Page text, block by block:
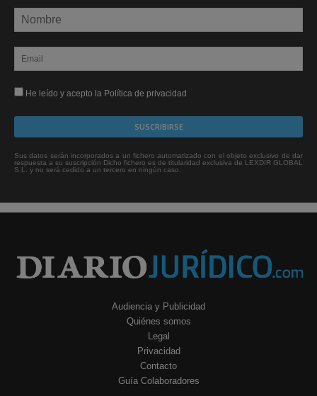
He leído y acepto la Política de privacidad
Sus datos serán incorporados a un fichero automatizado con el objeto exclusivo de dar
respuesta a su suscripción Dicho fichero es de titularidad exclusiva de LEXDIR GLOBAL
S.L. y no será cedido a un tercero en ningún caso.
Audiencia y Publicidad
Quiénes somos
Legal
Privacidad
Contacto
Guía Colaboradores